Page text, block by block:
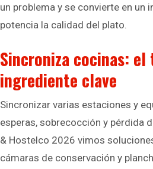
un problema y se convierte en un
potencia la calidad del plato.
Sincroniza cocinas:
ingrediente clave
Sincronizar varias estaciones y
esperas, sobrecocción y pérdida
& Hostelco 2026 vimos
cámaras de conservación y